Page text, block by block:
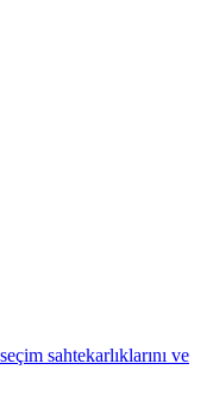
sahtekarlıklarını ve